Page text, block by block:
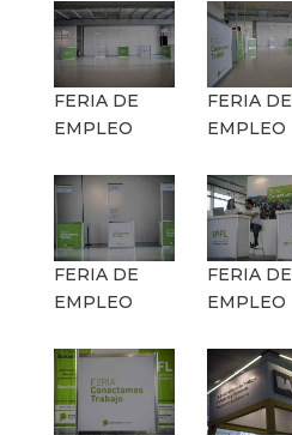
FERIA DE
EMPLEO
FERIA DE
EMPLEO
FERIA DE
EMPLEO
FERIA DE
EMPLEO